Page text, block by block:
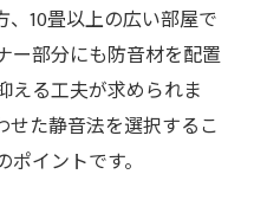
10畳以上の広い部屋で
ー部分にも防音材を配置
える工夫が求められま
せた静音法を選択するこ
イントです。